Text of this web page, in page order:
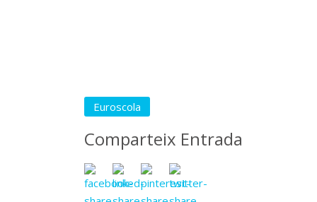
Euroscola
Comparteix Entrada